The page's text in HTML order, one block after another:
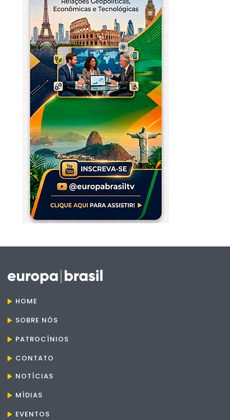
HOME
SOBRE NÓS
PATROCÍNIOS
CONTATO
NOTÍCIAS
MÍDIAS
EVENTOS